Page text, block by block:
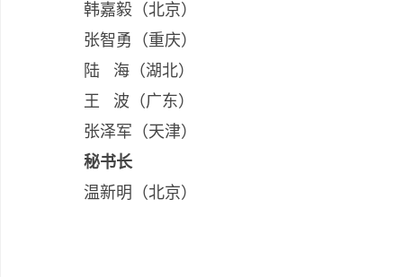
韩嘉毅（北京）
张智勇（重庆）
陆 海（湖北）
王 波（广东）
张泽军（天津）
秘书长
温新明（北京）